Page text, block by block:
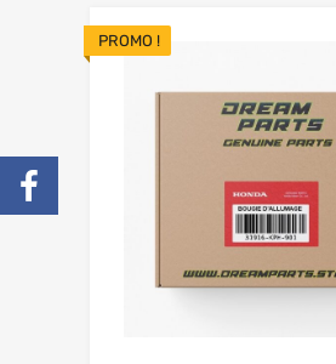
PROMO !